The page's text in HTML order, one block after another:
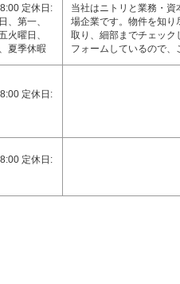
定休日:
、第一、
火曜日、
夏季休暇
当社はニトリと業務・
場企業です。物件を知
取り、細部までチェック
フォームしているので、
定休日:
定休日: